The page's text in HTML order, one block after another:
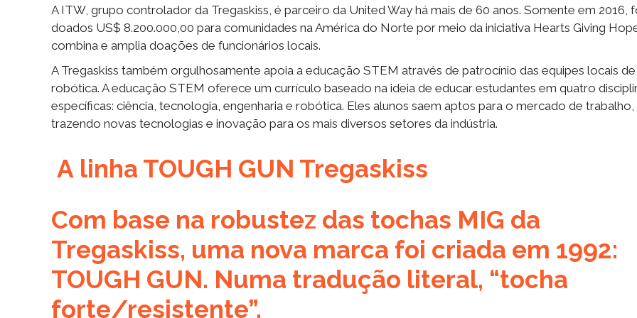
A ITW, grupo controlador da Tregaskiss, é parceiro da United Way há mais de 60 anos. Somente em 2016,
doados US$ 8.200.000,00 para comunidades na América do Norte por meio da iniciativa Hearts Giving
combina e amplia doações de funcionários locais.
A Tregaskiss também orgulhosamente apoia a educação STEM através de patrocínio das equipes locais de
robótica. A educação STEM oferece um currículo baseado na ideia de educar estudantes em quatro
específicas: ciência, tecnologia, engenharia e robótica. Eles alunos saem aptos para o mercado de trabalho,
trazendo novas tecnologias e inovação para os mais diversos setores da indústria.
A linha TOUGH GUN Tregaskiss
Com base na robustez das tochas MIG da
Tregaskiss, uma nova marca foi criada em 1992:
TOUGH GUN. Numa tradução literal, “tocha
forte/resistente”.